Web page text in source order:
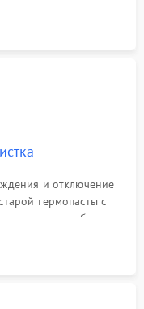
питания GPU и
и отключение
термопасты с
с банок
от пыли и окислов.